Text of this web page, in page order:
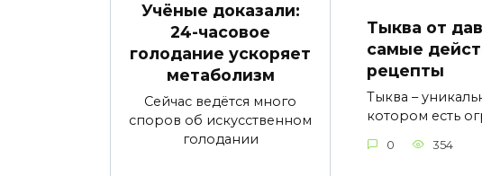
Учёные доказали:
24-часовое
голодание ускоряет
метаболизм
Сейчас ведётся много
споров об искусственном
голодании
Тыква от
самые
рецепты
Тыква –
котором есть
0 354